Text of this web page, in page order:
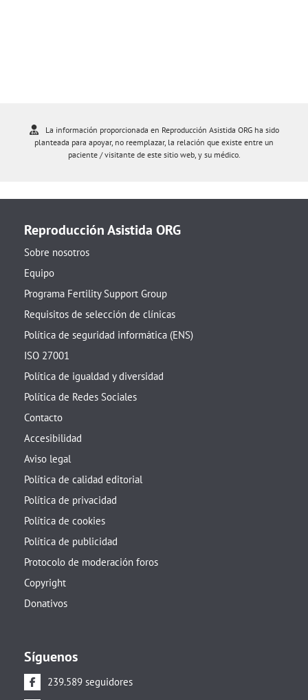
La información proporcionada en Reproducción Asistida ORG ha sido
planteada para apoyar, no reemplazar, la relación que existe entre un
paciente / visitante de este sitio web, y su médico.
Reproducción Asistida ORG
Sobre nosotros
Equipo
Programa Fertility Support Group
Requisitos de selección de clínicas
Política de seguridad informática (ENS)
ISO 27001
Política de igualdad y diversidad
Política de Redes Sociales
Contacto
Accesibilidad
Aviso legal
Política de calidad editorial
Política de privacidad
Política de cookies
Política de publicidad
Protocolo de moderación foros
Copyright
Donativos
Síguenos
239.589 seguidores